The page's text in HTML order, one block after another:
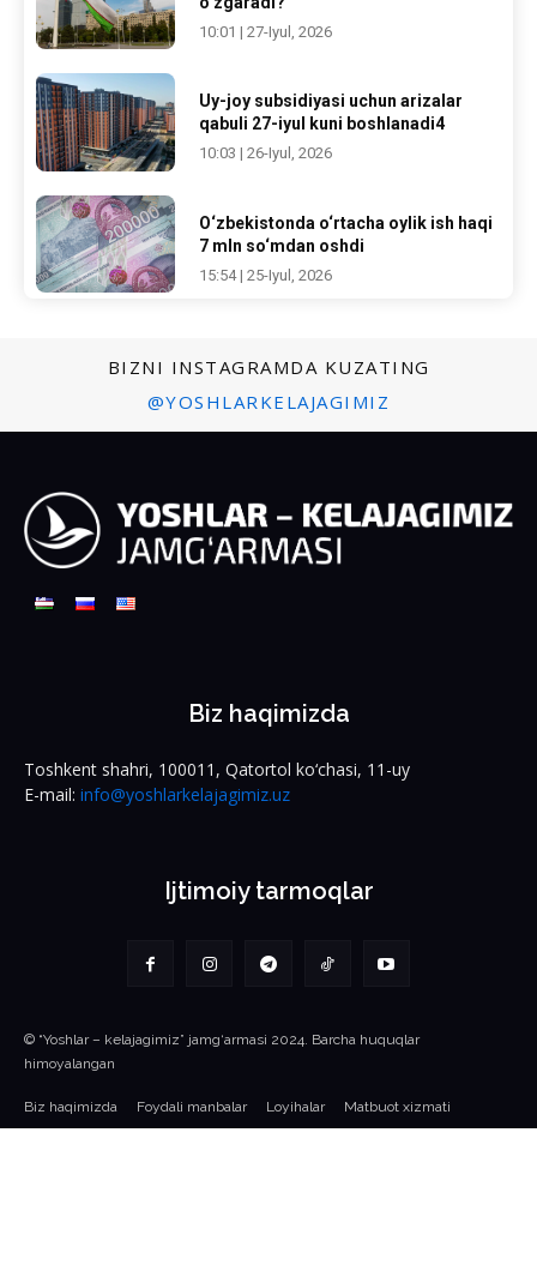
10:01 | 27-Iyul, 2026
Uy-joy subsidiyasi uchun arizalar
qabuli 27-iyul kuni boshlanadi4
10:03 | 26-Iyul, 2026
O‘zbekistonda o‘rtacha oylik ish haqi
7 mln so‘mdan oshdi
15:54 | 25-Iyul, 2026
BIZNI INSTAGRAMDA KUZATING
@YOSHLARKELAJAGIMIZ
Biz haqimizda
Toshkent shahri, 100011, Qatortol ko‘chasi, 11-uy
E-mail: info@yoshlarkelajagimiz.uz
Ijtimoiy tarmoqlar
© “Yoshlar – kelajagimiz” jamg‘armasi 2024. Barcha huquqlar
himoyalangan
Biz haqimizda Foydali manbalar Loyihalar Matbuot xizmati